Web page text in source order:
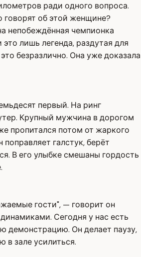
ради одного вопроса.
говорят об этой женщине?
непобеждённая чемпионка
лишь легенда, раздутая для
безразлично. Она уже доказала
первый. На ринг
Крупный мужчина в дорогом
пропитался потом от жаркого
галстук, берёт
В его улыбке смешаны гордость
гости", — говорит он
Сегодня у нас есть
демонстрацию. Он делает паузу,
в зале усилиться.